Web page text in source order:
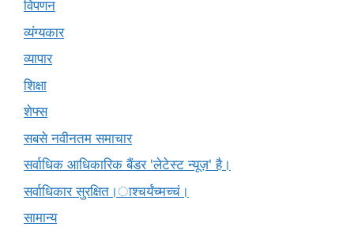
विपणन
व्यंग्यकार
व्यापार
शिक्षा
शेफ्स
सबसे नवीनतम समाचार
सर्वाधिक आधिकारिक बैंडर 'लेटेस्ट न्यूज़' है।
सर्वाधिकार सुरक्षित।ाश्चर्यंच्मच्चं।
सामान्य